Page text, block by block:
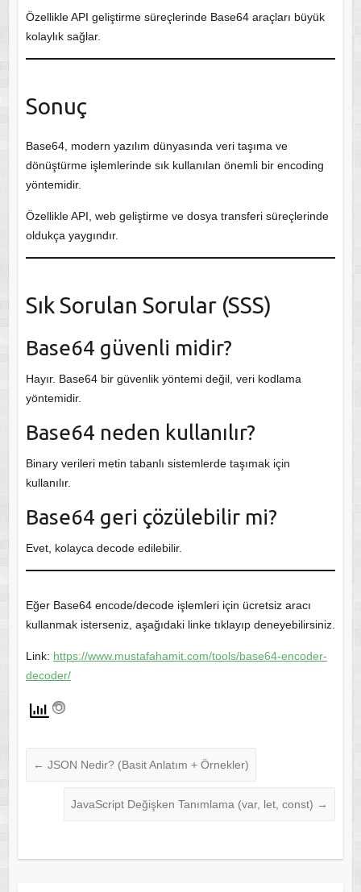
Özellikle API geliştirme süreçlerinde Base64 araçları büyük
kolaylık sağlar.
Sonuç
Base64, modern yazılım dünyasında veri taşıma ve
dönüştürme işlemlerinde sık kullanılan önemli bir encoding
yöntemidir.
Özellikle API, web geliştirme ve dosya transferi süreçlerinde
oldukça yaygındır.
Sık Sorulan Sorular (SSS)
Base64 güvenli midir?
Hayır. Base64 bir güvenlik yöntemi değil, veri kodlama
yöntemidir.
Base64 neden kullanılır?
Binary verileri metin tabanlı sistemlerde taşımak için
kullanılır.
Base64 geri çözülebilir mi?
Evet, kolayca decode edilebilir.
Eğer Base64 encode/decode işlemleri için ücretsiz aracı
kullanmak isterseniz, aşağıdaki linke tıklayıp deneyebilirsiniz.
Link: https://www.mustafahamit.com/tools/base64-encoder-
decoder/
← JSON Nedir? (Basit Anlatım + Örnekler)
JavaScript Değişken Tanımlama (var, let, const) →